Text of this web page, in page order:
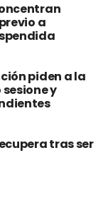
a
piden a la
sesione y
tras ser